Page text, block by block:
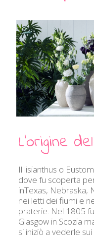
L’origine
Il lisianthus o
dove fu scoperta
inTexas, Nebraska,
nei letti dei fiumi e
praterie. Nel 1805
Glasgow in Scozia
si iniziò a vederle